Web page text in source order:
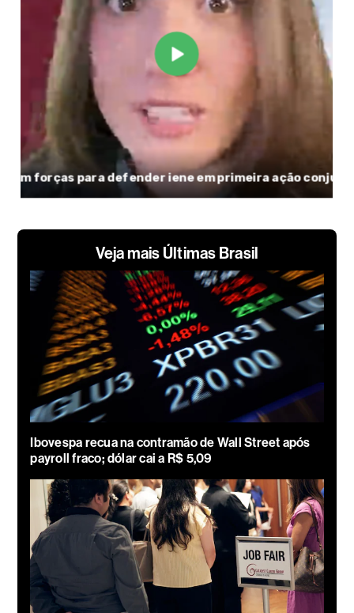
Veja mais Últimas Brasil
Ibovespa recua na contramão de Wall Street após
payroll fraco; dólar cai a R$ 5,09